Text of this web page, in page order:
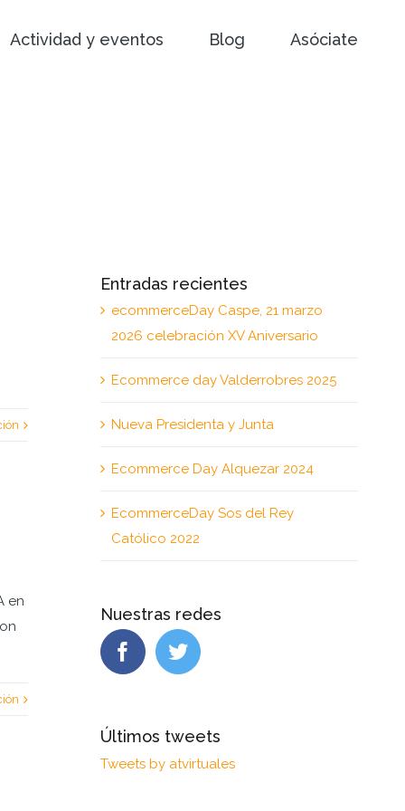
Actividad y eventos Blog Asóciate
en
Entradas recientes
ecommerceDay Caspe, 21 marzo
2026 celebración XV Aniversario
Ecommerce day Valderrobres 2025
Nueva Presidenta y Junta
Ecommerce Day Alquezar 2024
EcommerceDay Sos del Rey
Católico 2022
Nuestras redes
Últimos tweets
Tweets by atvirtuales